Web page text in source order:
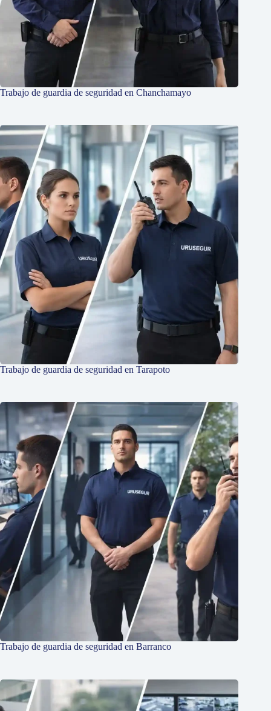
Trabajo de guardia de seguridad en Chanchamayo
Trabajo de guardia de seguridad en Tarapoto
Trabajo de guardia de seguridad en Barranco